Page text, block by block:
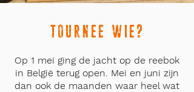
TOURNEE WIE?
Op 1 mei ging de jacht op de reebok
in België terug open. Mei en juni zijn
dan ook de maanden waar heel wat